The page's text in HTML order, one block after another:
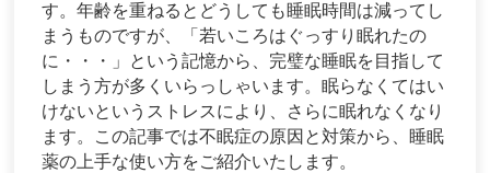
す。年齢を重ねるとどうしても睡眠時間は減ってし
まうものですが、「若いころはぐっすり眠れたの
に・・・」という記憶から、完璧な睡眠を目指して
しまう方が多くいらっしゃいます。眠らなくてはい
けないというストレスにより、さらに眠れなくなり
ます。この記事では不眠症の原因と対策から、睡眠
薬の上手な使い方をご紹介いたします。